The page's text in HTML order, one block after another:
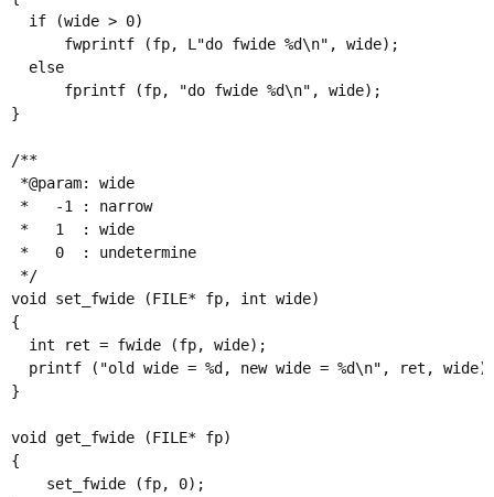
  if (wide > 0)
      fwprintf (fp, L"do fwide %d\n", wide);
  else
      fprintf (fp, "do fwide %d\n", wide);
}
/**
*@param: wide
*   -1 : narrow
*   1  : wide
*   0  : undetermine
*/
void set_fwide (FILE* fp, int wide)
{
  int ret = fwide (fp, wide);
printf ("old wide = %d, new wide = %d\n", ret,
}
void get_fwide (FILE* fp)
{
    set_fwide (fp, 0);